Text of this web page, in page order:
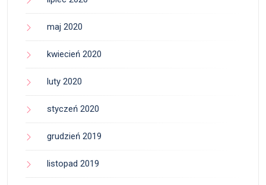
maj 2020
kwiecień 2020
luty 2020
styczeń 2020
grudzień 2019
listopad 2019